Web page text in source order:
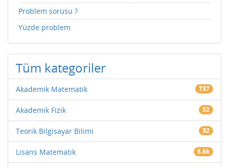
Problem sorusu ?
Yüzde problem
Tüm kategoriler
Akademik Matematik 737
Akademik Fizik 52
Teorik Bilgisayar Bilimi 32
Lisans Matematik 5.6k